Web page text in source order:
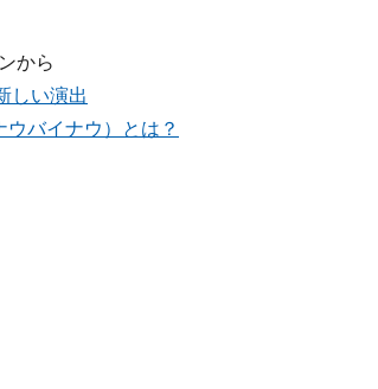
から
しい演出
バイナウ）とは？